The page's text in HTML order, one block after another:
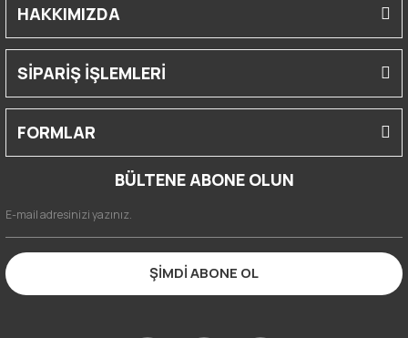
HAKKIMIZDA
SİPARİŞ İŞLEMLERİ
FORMLAR
BÜLTENE ABONE OLUN
ŞİMDİ ABONE OL